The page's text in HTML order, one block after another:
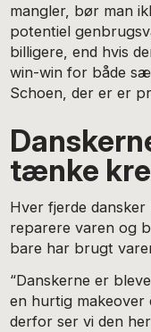
mangler, bør man
potentiel
billigere, end hvis
win-win for både
Schoen, der er er
tænke
Hver fjerde
reparere varen og
bare har brugt
“Danskerne er
en hurtig makeover
derfor ser vi den